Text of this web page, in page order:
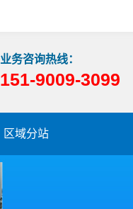
业务咨询热线：
151-9009-3099
区域分站